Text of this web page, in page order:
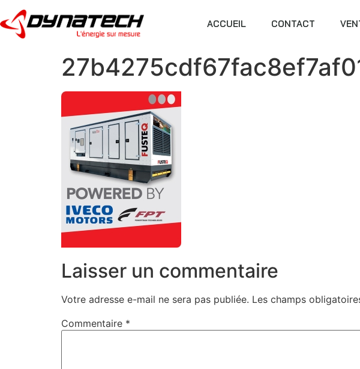
ACCUEIL CONTACT
Laisser un commentaire
Votre adresse e-mail ne sera pas publiée. Les champs
Commentaire *